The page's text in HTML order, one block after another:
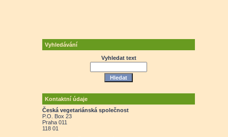
Vyhledávání
Vyhledat text
Kontaktní údaje
Česká vegetariánská společnost
P.O. Box 23
Praha 011
118 01